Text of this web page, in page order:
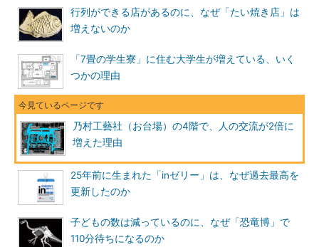
行列ができる店があるのに、なぜ「たい焼き店」は
増えないのか
「7畳の学生寮」に住む大学生が増えている、いく
つかの理由
乃村工藝社（お台場）の4階で、人の交流が2倍に
増えた理由
25年前に生まれた「inゼリー」は、なぜ過去最高を
更新したのか
子どもの数は減っているのに、なぜ「恐竜博」で
110分待ちになるのか